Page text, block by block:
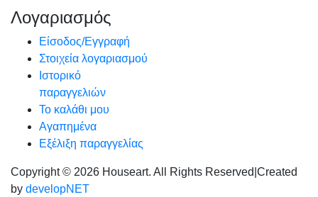
Λογαριασμός
Είσοδος/Εγγραφή
Στοιχεία λογαριασμού
Ιστορικό
παραγγελιών
Το καλάθι μου
Αγαπημένα
Εξέλιξη παραγγελίας
Copyright © 2026 Houseart. All Rights Reserved Created
by developNET